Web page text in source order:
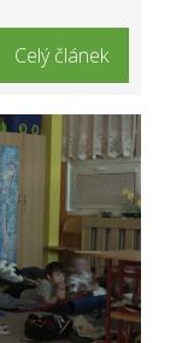
Celý článek